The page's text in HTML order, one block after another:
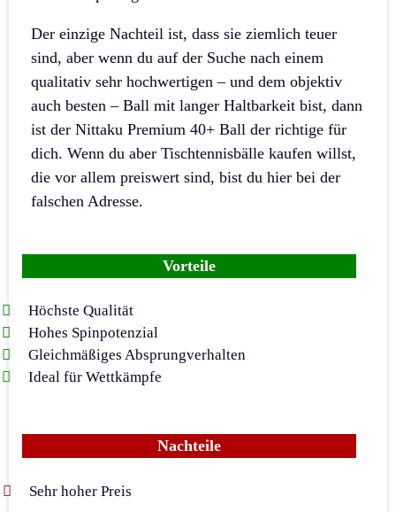
Der einzige Nachteil ist, dass sie ziemlich teuer
sind, aber wenn du auf der Suche nach einem
qualitativ sehr hochwertigen – und dem objektiv
auch besten – Ball mit langer Haltbarkeit bist, dann
ist der Nittaku Premium 40+ Ball der richtige für
dich. Wenn du aber Tischtennisbälle kaufen willst,
die vor allem preiswert sind, bist du hier bei der
falschen Adresse.
Vorteile
Höchste Qualität
Hohes Spinpotenzial
Gleichmäßiges Absprungverhalten
Ideal für Wettkämpfe
Nachteile
Sehr hoher Preis